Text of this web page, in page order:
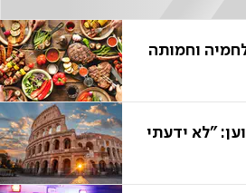
וחמותה
"לא ידעתי